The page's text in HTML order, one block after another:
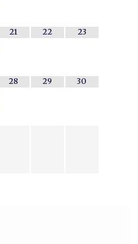
21 22 23
28 29 30